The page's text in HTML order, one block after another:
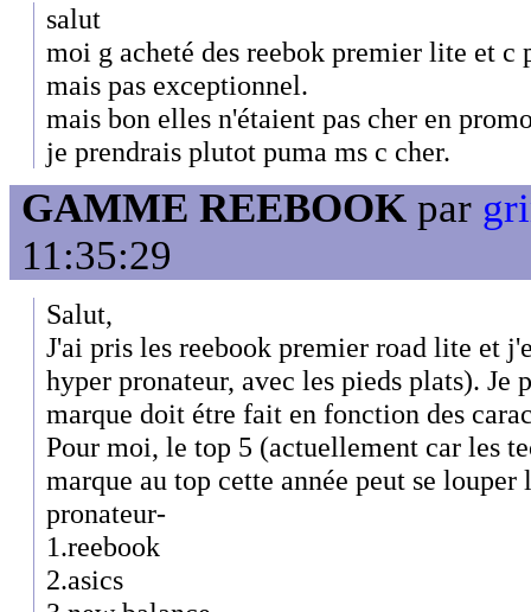
salut
moi g acheté des reebok premier lite et c
mais pas exceptionnel.
mais bon elles n'étaient pas cher en
je prendrais plutot puma ms c cher.
GAMME REEBOOK par
11:35:29
Salut,
J'ai pris les reebook premier road lite et
hyper pronateur, avec les pieds plats). Je
marque doit étre fait en fonction des
Pour moi, le top 5 (actuellement car les
marque au top cette année peut se
pronateur-
1.reebook
2.asics